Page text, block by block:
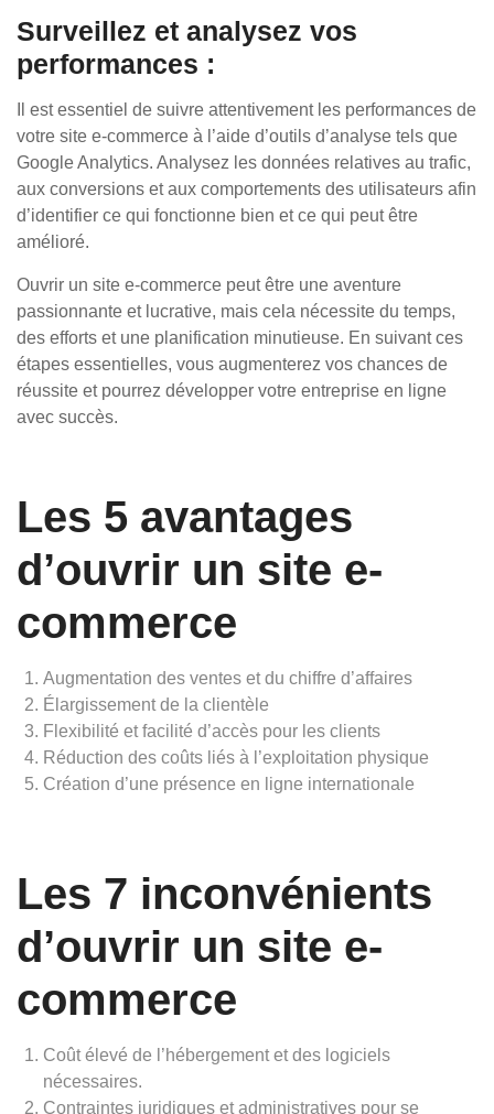
Surveillez et analysez vos
performances :
Il est essentiel de suivre attentivement les performances de
votre site e-commerce à l’aide d’outils d’analyse tels que
Google Analytics. Analysez les données relatives au trafic,
aux conversions et aux comportements des utilisateurs afin
d’identifier ce qui fonctionne bien et ce qui peut être
amélioré.
Ouvrir un site e-commerce peut être une aventure
passionnante et lucrative, mais cela nécessite du temps,
des efforts et une planification minutieuse. En suivant ces
étapes essentielles, vous augmenterez vos chances de
réussite et pourrez développer votre entreprise en ligne
avec succès.
Les 5 avantages
d’ouvrir un site e-
commerce
Augmentation des ventes et du chiffre d’affaires
Élargissement de la clientèle
Flexibilité et facilité d’accès pour les clients
Réduction des coûts liés à l’exploitation physique
Création d’une présence en ligne internationale
Les 7 inconvénients
d’ouvrir un site e-
commerce
Coût élevé de l’hébergement et des logiciels
nécessaires.
Contraintes juridiques et administratives pour se